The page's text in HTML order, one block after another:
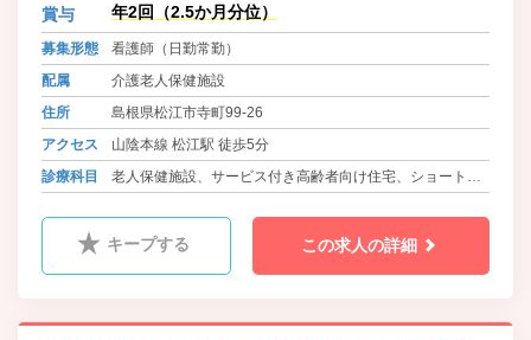
賞与 年2回（2.5か月分位）
募集形態
看護師（日勤常勤）
配属
介護老人保健施設
住所
島根県松江市寺町99-26
アクセス
山陰本線 松江駅 徒歩5分
診療科目
老人保健施設、サービス付き高齢者向け住宅、ショートス
キープする この求人の詳細